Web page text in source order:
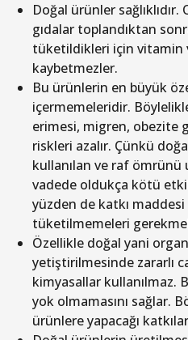
Doğal ürünler
gıdalar toplandıktan
tüketildikleri için vitamin
kaybetmezler.
Bu ürünlerin en büyük
içermemeleridir.
erimesi, migren, obezite
riskleri azalır. Çünkü
kullanılan ve raf
vadede oldukça kötü
yüzden de katkı
tüketilmemeleri
Özellikle doğal yani
yetiştirilmesinde zararlı
kimyasallar kullanılmaz.
yok olmamasını sağlar.
ürünlere yapacağı